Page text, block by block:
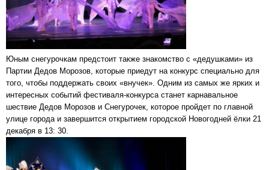
Юным снегурочкам предстоит также знакомство с «дедушками» из
Партии Дедов Морозов, которые приедут на конкурс специально для
того, чтобы поддержать своих «внучек». Одним из самых же ярких и
интересных событий фестиваля-конкурса станет карнавальное
шествие Дедов Морозов и Снегурочек, которое пройдет по главной
улице города и завершится открытием городской Новогодней ёлки 21
декабря в 13: 30.